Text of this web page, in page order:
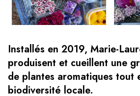
Installés en 2019, Marie-
produisent et cueillent une
de plantes aromatiques tout
biodiversité locale.